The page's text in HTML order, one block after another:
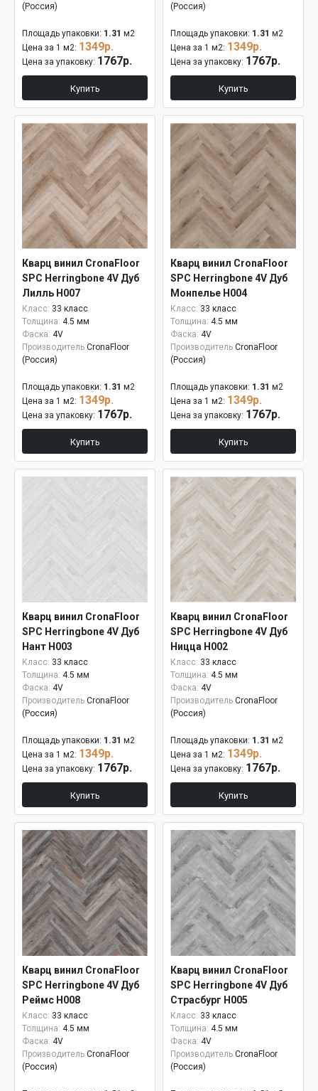
(Россия)
Площадь упаковки: 1.31 м2
Цена за 1 м2: 1349р.
Цена за упаковку: 1767р.
Купить
(Россия)
Площадь упаковки: 1.31 м2
Цена за 1 м2: 1349р.
Цена за упаковку: 1767р.
Купить
Кварц винил CronaFloor
SPC Herringbone 4V Дуб
Лилль H007
Класс: 33 класс
Толщина: 4.5 мм
Фаска: 4V
Производитель CronaFloor
(Россия)
Площадь упаковки: 1.31 м2
Цена за 1 м2: 1349р.
Цена за упаковку: 1767р.
Купить
Кварц винил CronaFloor
SPC Herringbone 4V Дуб
Монпелье H004
Класс: 33 класс
Толщина: 4.5 мм
Фаска: 4V
Производитель CronaFloor
(Россия)
Площадь упаковки: 1.31 м2
Цена за 1 м2: 1349р.
Цена за упаковку: 1767р.
Купить
Кварц винил CronaFloor
SPC Herringbone 4V Дуб
Нант H003
Класс: 33 класс
Толщина: 4.5 мм
Фаска: 4V
Производитель CronaFloor
(Россия)
Площадь упаковки: 1.31 м2
Цена за 1 м2: 1349р.
Цена за упаковку: 1767р.
Купить
Кварц винил CronaFloor
SPC Herringbone 4V Дуб
Ницца H002
Класс: 33 класс
Толщина: 4.5 мм
Фаска: 4V
Производитель CronaFloor
(Россия)
Площадь упаковки: 1.31 м2
Цена за 1 м2: 1349р.
Цена за упаковку: 1767р.
Купить
Кварц винил CronaFloor
SPC Herringbone 4V Дуб
Реймс H008
Класс: 33 класс
Толщина: 4.5 мм
Фаска: 4V
Производитель CronaFloor
(Россия)
Кварц винил CronaFloor
SPC Herringbone 4V Дуб
Страсбург H005
Класс: 33 класс
Толщина: 4.5 мм
Фаска: 4V
Производитель CronaFloor
(Россия)